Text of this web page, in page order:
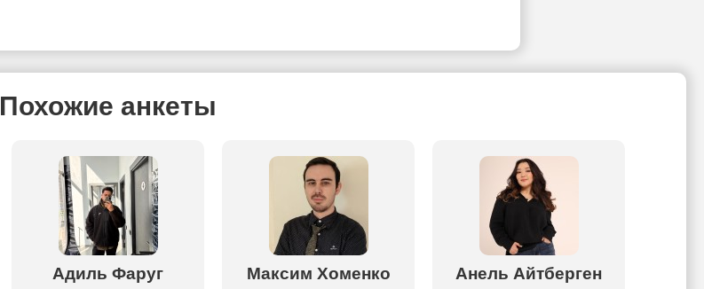
Похожие анкеты
Адиль Фаруг Максим Хоменко Анель Айтберген